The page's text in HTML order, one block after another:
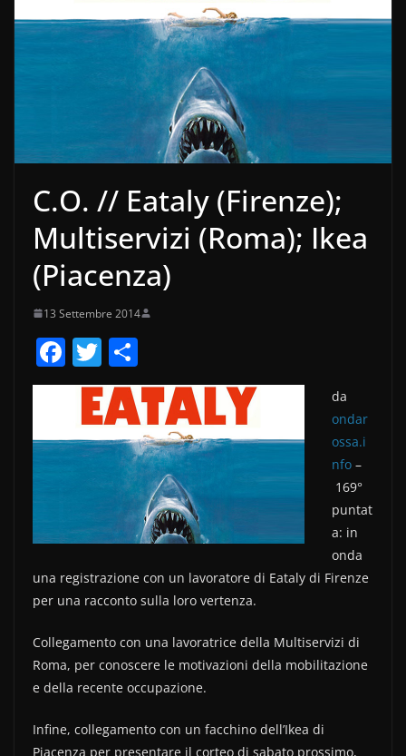
C.O. // Eataly (Firenze);
Multiservizi (Roma); Ikea
(Piacenza)
13 Settembre 2014
F
a
e
b
o
k
T
w
itt
er
o
n
di
vi
di
da
ondar
ossa.i
nfo –
169°
puntat
a: in
onda
una registrazione con un lavoratore di Eataly di Firenze
per una racconto sulla loro vertenza.
Collegamento con una lavoratrice della Multiservizi di
Roma, per conoscere le motivazioni della mobilitazione
e della recente occupazione.
Infine, collegamento con un facchino dell’Ikea di
Piacenza per presentare il corteo di sabato prossimo,